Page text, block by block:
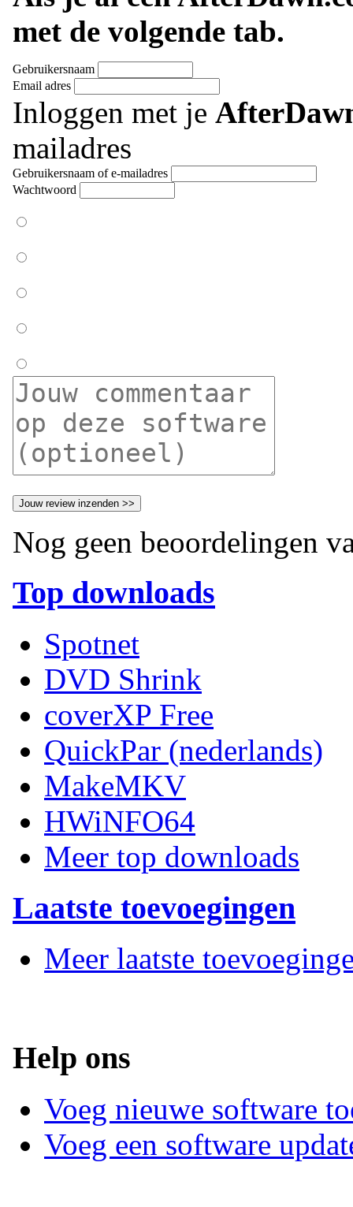
met de volgende tab.
Gebruikersnaam
Email adres
Inloggen met je
mailadres
Gebruikersnaam of e-mailadres
Wachtwoord
Nog geen beoordelingen
Top downloads
Spotnet
DVD Shrink
coverXP Free
QuickPar (nederlands)
MakeMKV
HWiNFO64
Meer top downloads
Laatste toevoegingen
Meer laatste
Help ons
Voeg nieuwe software
Voeg een software